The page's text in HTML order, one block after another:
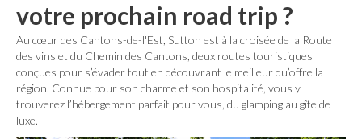
votre prochain road trip ?
Au cœur des Cantons-de-l'Est, Sutton est à la croisée de la Route
des vins et du Chemin des Cantons, deux routes touristiques
conçues pour s’évader tout en découvrant le meilleur qu’offre la
région. Connue pour son charme et son hospitalité, vous y
trouverez l’hébergement parfait pour vous, du glamping au gîte de
luxe.